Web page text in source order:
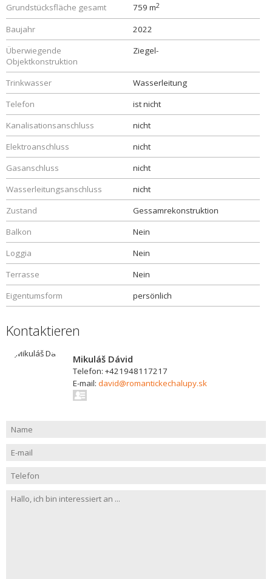
Grundstücksfläche gesamt 759 m2
Baujahr
2022
Überwiegende
Objektkonstruktion
Ziegel-
Trinkwasser
Wasserleitung
Telefon
ist nicht
Kanalisationsanschluss
nicht
Elektroanschluss
nicht
Gasanschluss
nicht
Wasserleitungsanschluss
nicht
Zustand
Gessamrekonstruktion
Balkon
Nein
Loggia
Nein
Terrasse
Nein
Eigentumsform
persönlich
Kontaktieren
Mikuláš Dávid
Telefon: +421948117217
E-mail: david@romantickechalupy.sk